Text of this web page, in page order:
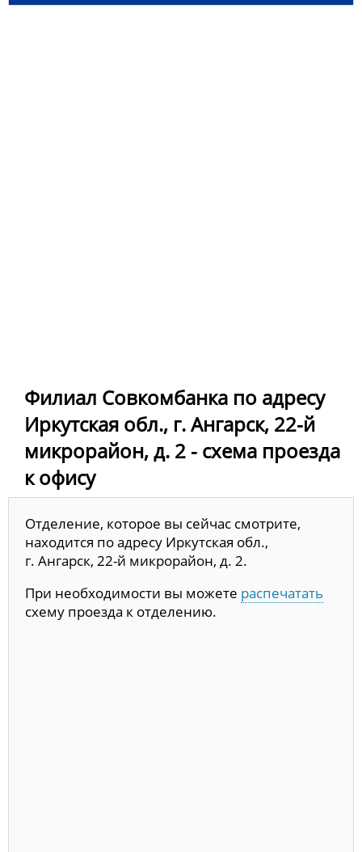
Филиал Совкомбанка по адресу
Иркутская обл., г. Ангарск, 22-й
микрорайон, д. 2 - схема проезда
к офису
Отделение, которое вы сейчас смотрите,
находится по адресу Иркутская обл.,
г. Ангарск, 22-й микрорайон, д. 2.
При необходимости вы можете распечатать
схему проезда к отделению.